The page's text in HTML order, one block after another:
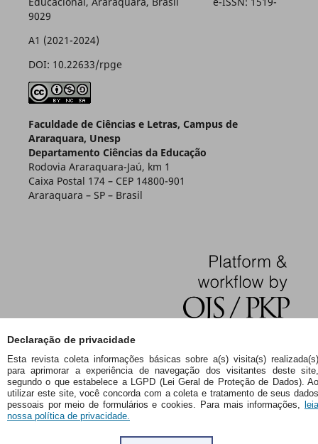
Declaração de privacidade
Esta revista coleta informações básicas sobre a(s) visita(s) realizada(s)
para aprimorar a experiência de navegação dos visitantes deste site,
segundo o que estabelece a LGPD (Lei Geral de Proteção de Dados). Ao
utilizar este site, você concorda com a coleta e tratamento de seus dados
pessoais por meio de formulários e cookies. Para mais informações,
leia
nossa política de privacidade.
9029
A1 (2021-2024)
DOI: 10.22633/rpge
Faculdade de Ciências e Letras, Campus de
Araraquara, Unesp
Departamento Ciências da Educação
Rodovia Araraquara-Jaú, km 1
Caixa Postal 174 – CEP 14800-901
Araraquara – SP – Brasil